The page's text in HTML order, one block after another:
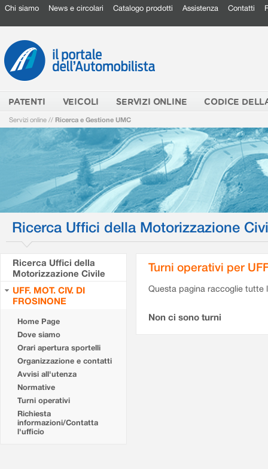
Chi siamo News e circolari Catalogo prodotti Assistenza Contatti
PATENTI VEICOLI SERVIZI ONLINE CODICE
Servizi online // Ricerca e Gestione UMC
Ricerca Uffici della Motorizzazione
Ricerca Uffici della
Motorizzazione Civile
UFF. MOT. CIV. DI
FROSINONE
Home Page
Dove siamo
Orari apertura sportelli
Organizzazione e contatti
Avvisi all'utenza
Normative
Turni operativi
Richiesta
informazioni/Contatta
l'ufficio
Turni operativi per
Questa pagina raccoglie tutte
Non ci sono turni